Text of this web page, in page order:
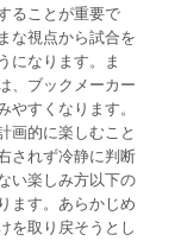
ることが重要で
な視点から試合を
になります。ま
、ブックメーカー
すくなります。
画的に楽しむこと
されず冷静に判断
い楽しみ方以下の
ます。あらかじめ
を取り戻そうとし